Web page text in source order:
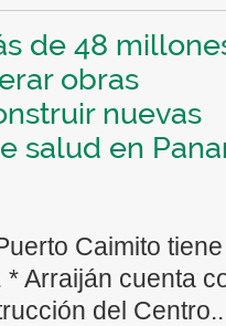
de 48
obras
nuevas
salud en
Caimito
Arraiján cuenta
del